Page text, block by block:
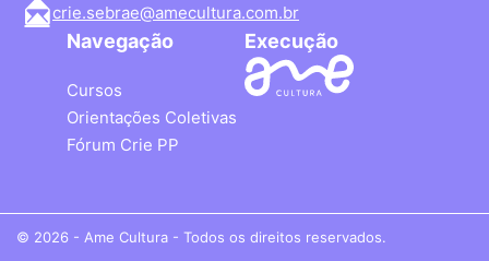
crie.sebrae@amecultura.com.br
Navegação
Cursos
Orientações Coletivas
Fórum Crie PP
Execução
© 2026 - Ame Cultura - Todos os direitos reservados.